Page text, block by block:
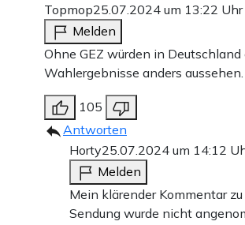
Topmop25.07.2024 um 13:22 Uhr
Melden
Ohne GEZ würden in Deutschland
Wahlergebnisse anders aussehen.
105
Antworten
Horty25.07.2024 um 14:12
Melden
Mein klärender Kommentar zu
Sendung wurde nicht